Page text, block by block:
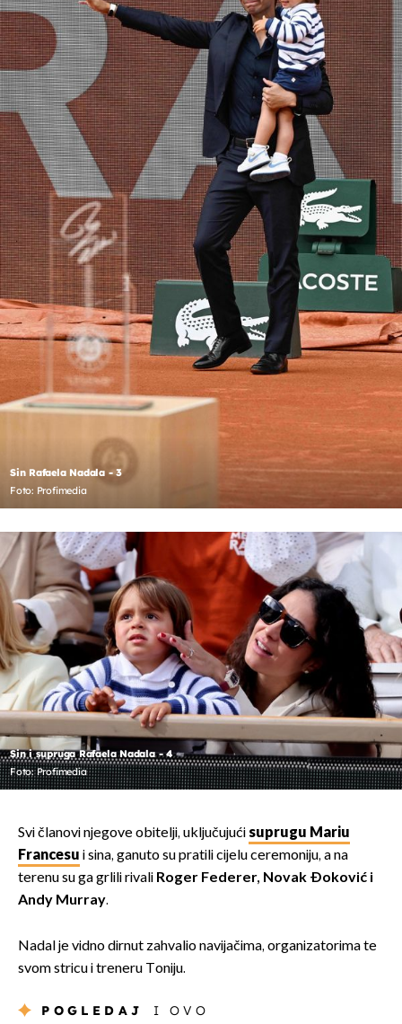
Sin Rafaela Nadala - 3
Foto: Profimedia
Sin i supruga Rafaela Nadala - 4
Foto: Profimedia
Svi članovi njegove obitelji, uključujućisuprugu Mariu
Francesu i sina, ganuto su pratili cijelu ceremoniju, a na
terenu su ga grlili rivali Roger Federer, Novak Đoković i
Andy Murray.
Nadal je vidno dirnut zahvalio navijačima, organizatorima te
svom stricu i treneru Toniju.
POGLEDAJ I OVO